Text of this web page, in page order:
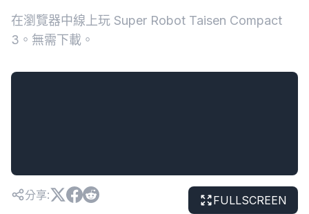
在瀏覽器中線上玩 Super Robot Taisen Compact
3。無需下載。
分享: FULLSCREEN